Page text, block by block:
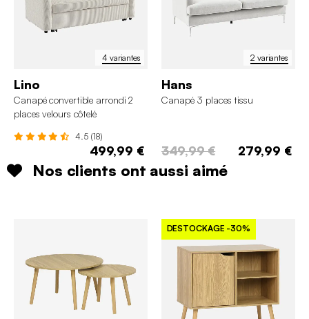
4 variantes
Lino
Canapé convertible arrondi 2
places velours côtelé
4.5 (18)
499,99 €
2 variantes
Hans
Canapé 3 places tissu
349,99 € 279,99 €
Nos clients ont aussi aimé
DESTOCKAGE -30%